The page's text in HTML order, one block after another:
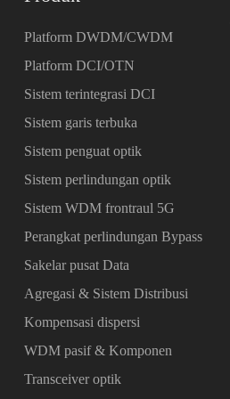
Platform DWDM/CWDM
Platform DCI/OTN
Sistem terintegrasi DCI
Sistem garis terbuka
Sistem penguat optik
Sistem perlindungan optik
Sistem WDM frontraul 5G
Perangkat perlindungan Bypass
Sakelar pusat Data
Agregasi & Sistem Distribusi
Kompensasi dispersi
WDM pasif & Komponen
Transceiver optik